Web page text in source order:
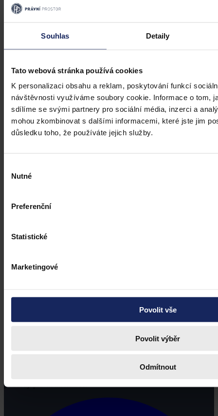
Souhlas Detaily
Tato webová stránka používá cookies
K personalizaci obsahu a reklam, poskytování funkcí
návštěvnosti využíváme soubory cookie. Informace o tom,
sdílíme se svými partnery pro sociální média, inzerci a
mohou zkombinovat s dalšími informacemi, které jste jim
důsledku toho, že používáte jejich služby.
souhlasu
Nutné
Preferenční
Statistické
Marketingové
Povolit vše
Povolit výběr
Odmítnout
Úkladná vražda a některé další činy by
úmyslným usmrcením by se mohly zařadit mezi nepromlčitelné. Jde
teroristickým útokem a terorem, za něž hrozí až výjimečný trest.
ČTK • 3. srpna 2026, 10:04
Právní portál, jehož cílovou skupinou jsou nejenom právní
potřebují právní informace.